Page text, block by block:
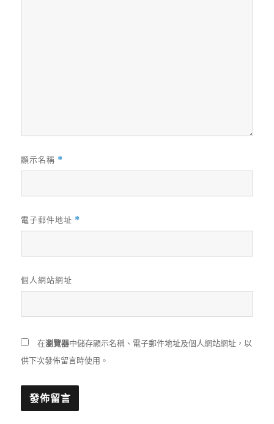
顯示名稱 *
電子郵件地址 *
個人網站網址
在瀏覽器中儲存顯示名稱、電子郵件地址及個人網站網址，以
供下次發佈留言時使用。